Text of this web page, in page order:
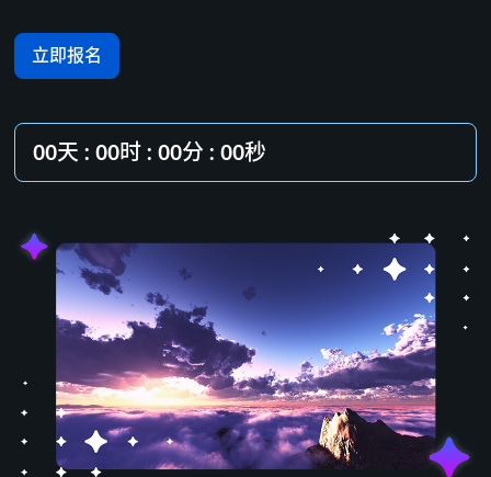
立即报名
00天 : 00时 : 00分 : 00秒